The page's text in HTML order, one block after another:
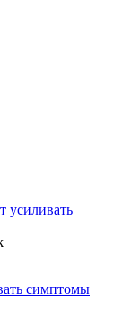
симптомы